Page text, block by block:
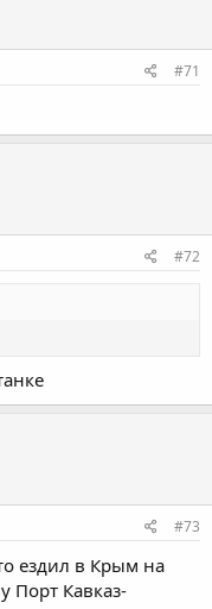
#71
#72
#73
ездил в Крым на
Порт Кавказ-